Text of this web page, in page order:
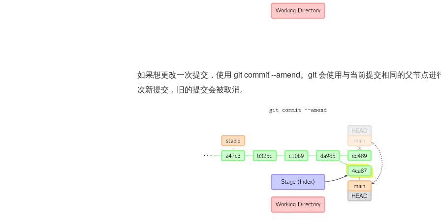
如果想更改一次提交，使用 git commit --amend。git 会使用与当前提交相同的父节点进
次新提交，旧的提交会被取消。